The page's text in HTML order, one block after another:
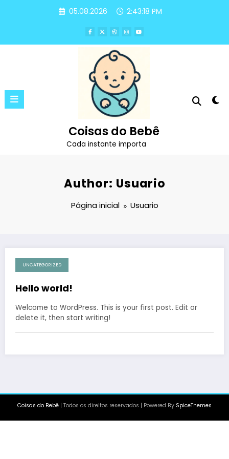
05.08.2026 2:43:18 PM
Coisas do Bebê
Cada instante importa
Author: Usuario
Página inicial Usuario
30.05.2026
UNCATEGORIZED
Hello world!
Welcome to WordPress. This is your first post. Edit or
delete it, then start writing!
Coisas do Bebê | Todos os direitos reservados | Powered By SpiceThemes